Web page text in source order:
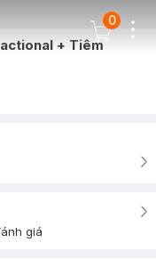
Cart Icon
0
+ Tiêm
giá